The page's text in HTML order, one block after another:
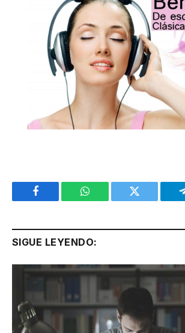
Facebook WhatsApp Twitter
SIGUE LEYENDO: